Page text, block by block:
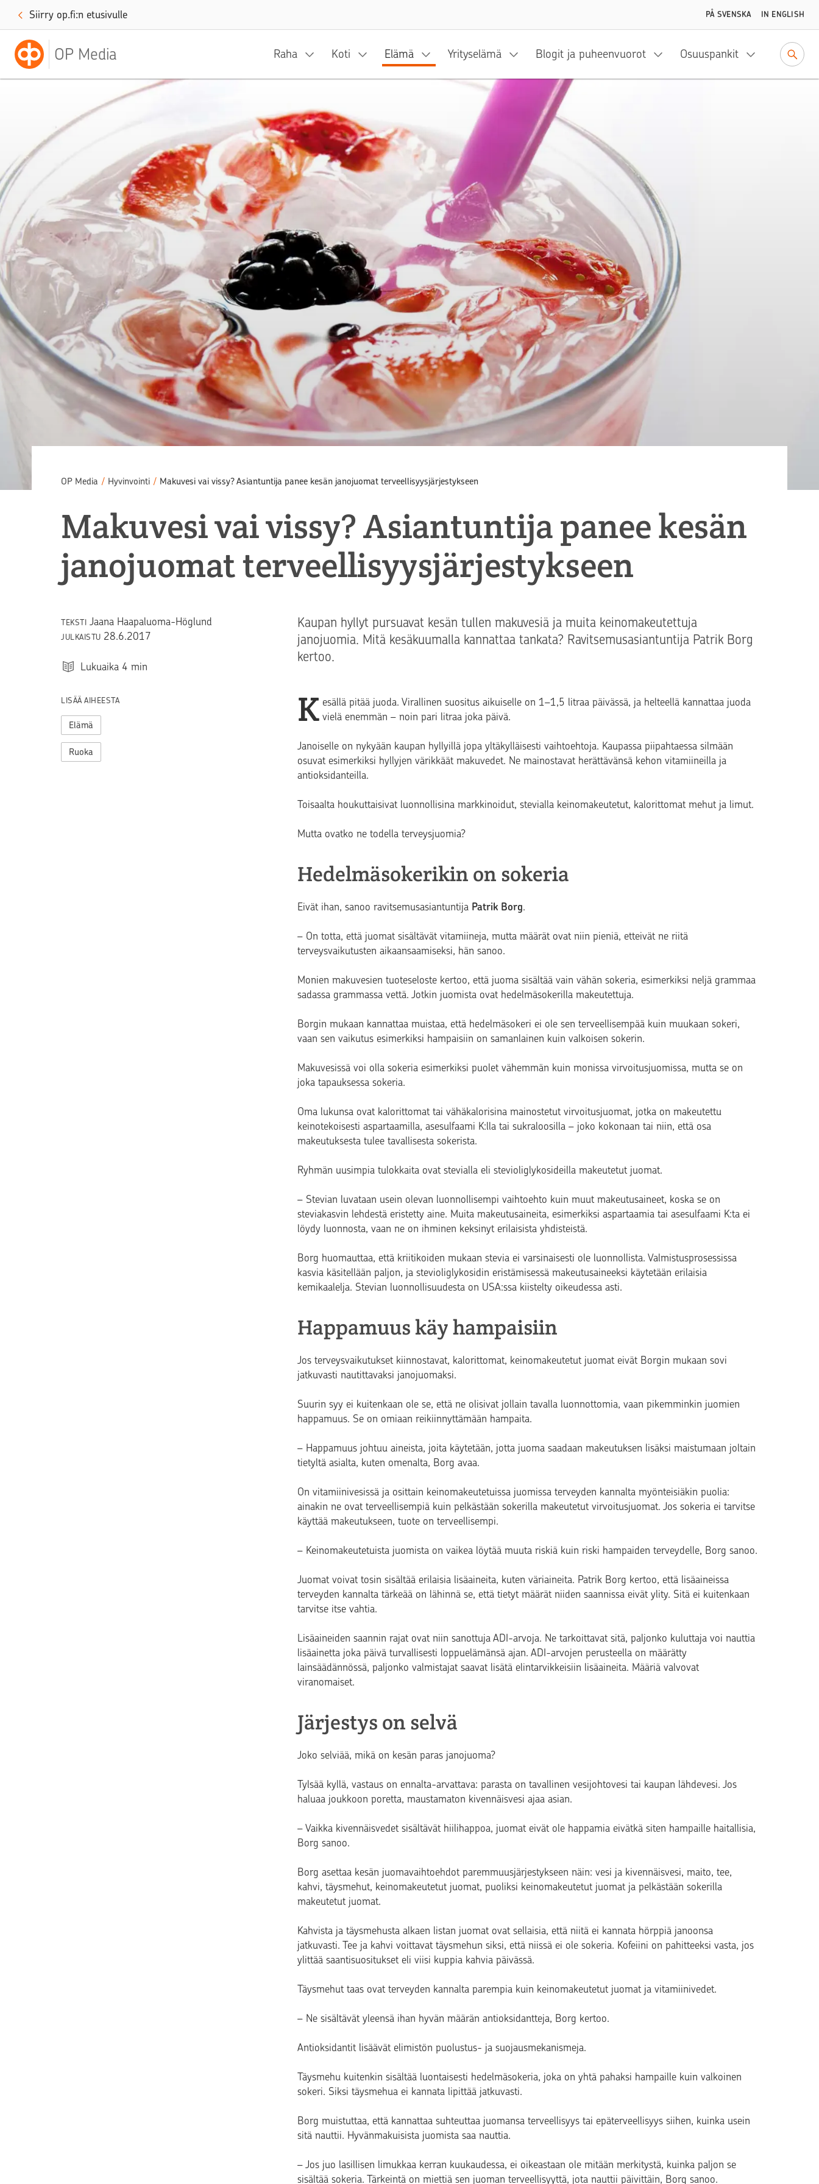
Siirry op.fi:n etusivulle PÅ SVENSKA IN ENGLISH
OP Media Raha Koti Elämä Yrityselämä Blogit ja puheenvuorot Osuuspankit
OP Media / Hyvinvointi / Makuvesi vai vissy? Asiantuntija panee kesän janojuomat terveellisyysjärjestykseen
Makuvesi vai vissy? Asiantuntija panee kesän
janojuomat terveellisyysjärjestykseen
TEKSTI Jaana Haapaluoma-Höglund
JULKAISTU 28.6.2017
Lukuaika 4 min
LISÄÄ AIHEESTA
Elämä
Ruoka
Kaupan hyllyt pursuavat kesän tullen makuvesiä ja muita keinomakeutettuja
janojuomia. Mitä kesäkuumalla kannattaa tankata? Ravitsemusasiantuntija Patrik Borg
kertoo.
K esällä pitää juoda. Virallinen suositus aikuiselle on 1–1,5 litraa päivässä, ja helteellä kannattaa juoda
vielä enemmän – noin pari litraa joka päivä.
Janoiselle on nykyään kaupan hyllyillä jopa yltäkylläisesti vaihtoehtoja. Kaupassa piipahtaessa silmään
osuvat esimerkiksi hyllyjen värikkäät makuvedet. Ne mainostavat herättävänsä kehon vitamiineilla ja
antioksidanteilla.
Toisaalta houkuttaisivat luonnollisina markkinoidut, stevialla keinomakeutetut, kalorittomat mehut ja limut.
Mutta ovatko ne todella terveysjuomia?
Hedelmäsokerikin on sokeria
Eivät ihan, sanoo ravitsemusasiantuntija Patrik Borg.
– On totta, että juomat sisältävät vitamiineja, mutta määrät ovat niin pieniä, etteivät ne riitä
terveysvaikutusten aikaansaamiseksi, hän sanoo.
Monien makuvesien tuoteseloste kertoo, että juoma sisältää vain vähän sokeria, esimerkiksi neljä grammaa
sadassa grammassa vettä. Jotkin juomista ovat hedelmäsokerilla makeutettuja.
Borgin mukaan kannattaa muistaa, että hedelmäsokeri ei ole sen terveellisempää kuin muukaan sokeri,
vaan sen vaikutus esimerkiksi hampaisiin on samanlainen kuin valkoisen sokerin.
Makuvesissä voi olla sokeria esimerkiksi puolet vähemmän kuin monissa virvoitusjuomissa, mutta se on
joka tapauksessa sokeria.
Oma lukunsa ovat kalorittomat tai vähäkalorisina mainostetut virvoitusjuomat, jotka on makeutettu
keinotekoisesti aspartaamilla, asesulfaami K:lla tai sukraloosilla – joko kokonaan tai niin, että osa
makeutuksesta tulee tavallisesta sokerista.
Ryhmän uusimpia tulokkaita ovat stevialla eli stevioliglykosideilla makeutetut juomat.
– Stevian luvataan usein olevan luonnollisempi vaihtoehto kuin muut makeutusaineet, koska se on
steviakasvin lehdestä eristetty aine. Muita makeutusaineita, esimerkiksi aspartaamia tai asesulfaami K:ta ei
löydy luonnosta, vaan ne on ihminen keksinyt erilaisista yhdisteistä.
Borg huomauttaa, että kriitikoiden mukaan stevia ei varsinaisesti ole luonnollista. Valmistusprosessissa
kasvia käsitellään paljon, ja stevioliglykosidin eristämisessä makeutusaineeksi käytetään erilaisia
kemikaalelja. Stevian luonnollisuudesta on USA:ssa kiistelty oikeudessa asti.
Happamuus käy hampaisiin
Jos terveysvaikutukset kiinnostavat, kalorittomat, keinomakeutetut juomat eivät Borgin mukaan sovi
jatkuvasti nautittavaksi janojuomaksi.
Suurin syy ei kuitenkaan ole se, että ne olisivat jollain tavalla luonnottomia, vaan pikemminkin juomien
happamuus. Se on omiaan reikiinnyttämään hampaita.
– Happamuus johtuu aineista, joita käytetään, jotta juoma saadaan makeutuksen lisäksi maistumaan joltain
tietyltä asialta, kuten omenalta, Borg avaa.
On vitamiinivesissä ja osittain keinomakeutetuissa juomissa terveyden kannalta myönteisiäkin puolia:
ainakin ne ovat terveellisempiä kuin pelkästään sokerilla makeutetut virvoitusjuomat. Jos sokeria ei tarvitse
käyttää makeutukseen, tuote on terveellisempi.
– Keinomakeutetuista juomista on vaikea löytää muuta riskiä kuin riski hampaiden terveydelle, Borg sanoo.
Juomat voivat tosin sisältää erilaisia lisäaineita, kuten väriaineita. Patrik Borg kertoo, että lisäaineissa
terveyden kannalta tärkeää on lähinnä se, että tietyt määrät niiden saannissa eivät ylity. Sitä ei kuitenkaan
tarvitse itse vahtia.
Lisäaineiden saannin rajat ovat niin sanottuja ADI-arvoja. Ne tarkoittavat sitä, paljonko kuluttaja voi nauttia
lisäainetta joka päivä turvallisesti loppuelämänsä ajan. ADI-arvojen perusteella on määrätty
lainsäädännössä, paljonko valmistajat saavat lisätä elintarvikkeisiin lisäaineita. Määriä valvovat
viranomaiset.
Järjestys on selvä
Joko selviää, mikä on kesän paras janojuoma?
Tylsää kyllä, vastaus on ennalta-arvattava: parasta on tavallinen vesijohtovesi tai kaupan lähdevesi. Jos
haluaa joukkoon poretta, maustamaton kivennäisvesi ajaa asian.
– Vaikka kivennäisvedet sisältävät hiilihappoa, juomat eivät ole happamia eivätkä siten hampaille haitallisia,
Borg sanoo.
Borg asettaa kesän juomavaihtoehdot paremmuusjärjestykseen näin: vesi ja kivennäisvesi, maito, tee,
kahvi, täysmehut, keinomakeutetut juomat, puoliksi keinomakeutetut juomat ja pelkästään sokerilla
makeutetut juomat.
Kahvista ja täysmehusta alkaen listan juomat ovat sellaisia, että niitä ei kannata hörppiä janoonsa
jatkuvasti. Tee ja kahvi voittavat täysmehun siksi, että niissä ei ole sokeria. Kofeiini on pahitteeksi vasta, jos
ylittää saantisuositukset eli viisi kuppia kahvia päivässä.
Täysmehut taas ovat terveyden kannalta parempia kuin keinomakeutetut juomat ja vitamiinivedet.
– Ne sisältävät yleensä ihan hyvän määrän antioksidantteja, Borg kertoo.
Antioksidantit lisäävät elimistön puolustus- ja suojausmekanismeja.
Täysmehu kuitenkin sisältää luontaisesti hedelmäsokeria, joka on yhtä pahaksi hampaille kuin valkoinen
sokeri. Siksi täysmehua ei kannata lipittää jatkuvasti.
Borg muistuttaa, että kannattaa suhteuttaa juomansa terveellisyys tai epäterveellisyys siihen, kuinka usein
sitä nauttii. Hyvänmakuisista juomista saa nauttia.
– Jos juo lasillisen limukkaa kerran kuukaudessa, ei oikeastaan ole mitään merkitystä, kuinka paljon se
sisältää sokeria. Tärkeintä on miettiä sen juoman terveellisyyttä, jota nauttii päivittäin, Borg sanoo.